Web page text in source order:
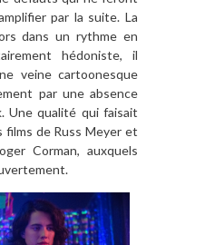
par la suite. La
dans un rythme en
hédoniste, il
veine cartoonesque
par une absence
Une qualité qui faisait
de Russ Meyer et
Corman, auxquels